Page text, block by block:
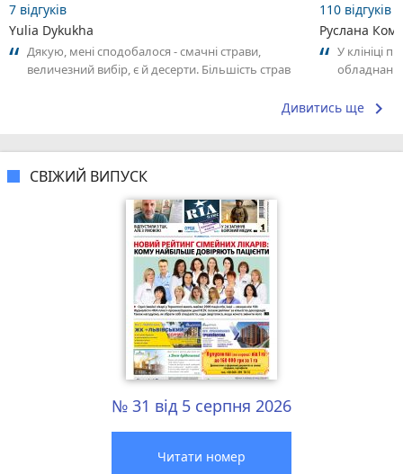
7 відгуків
Yulia Dykukha
Дякую, мені сподобалося - смачні страви,
величезний вибір, є й десерти. Більшість страв
110 відгуків
Руслана
У клініці
Дивитись ще keyboard_arrow_right
СВІЖИЙ ВИПУСК
№ 31 від 5 серпня 2026
Читати номер